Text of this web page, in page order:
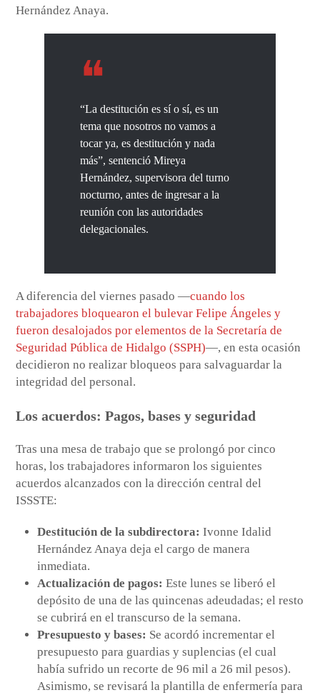
Hernández Anaya.
“La destitución es sí o sí, es un
tema que nosotros no vamos a
tocar ya, es destitución y nada
más”, sentenció Mireya
Hernández, supervisora del turno
nocturno, antes de ingresar a la
reunión con las autoridades
delegacionales.
A diferencia del viernes pasado —cuando los
trabajadores bloquearon el bulevar Felipe Ángeles y
fueron desalojados por elementos de la Secretaría de
Seguridad Pública de Hidalgo (SSPH)—, en esta ocasión
decidieron no realizar bloqueos para salvaguardar la
integridad del personal.
Los acuerdos: Pagos, bases y seguridad
Tras una mesa de trabajo que se prolongó por cinco
horas, los trabajadores informaron los siguientes
acuerdos alcanzados con la dirección central del
ISSSTE:
Destitución de la subdirectora: Ivonne Idalid
Hernández Anaya deja el cargo de manera
inmediata.
Actualización de pagos: Este lunes se liberó el
depósito de una de las quincenas adeudadas; el resto
se cubrirá en el transcurso de la semana.
Presupuesto y bases: Se acordó incrementar el
presupuesto para guardias y suplencias (el cual
había sufrido un recorte de 96 mil a 26 mil pesos).
Asimismo, se revisará la plantilla de enfermería para